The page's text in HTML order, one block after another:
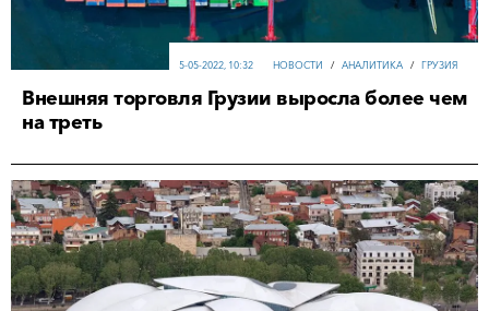
НОВОСТИ / АНАЛИТИКА / ГРУЗИЯ
5-05-2022, 10:32
Внешняя торговля Грузии выросла более чем
на треть